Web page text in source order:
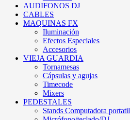
AUDIFONOS DJ
CABLES
MAQUINAS FX
Iluminación
Efectos Especiales
Accesorios
VIEJA GUARDIA
Tornamesas
Cápsulas y agujas
Timecode
Mixers
PEDESTALES
Stands Computadora portatil